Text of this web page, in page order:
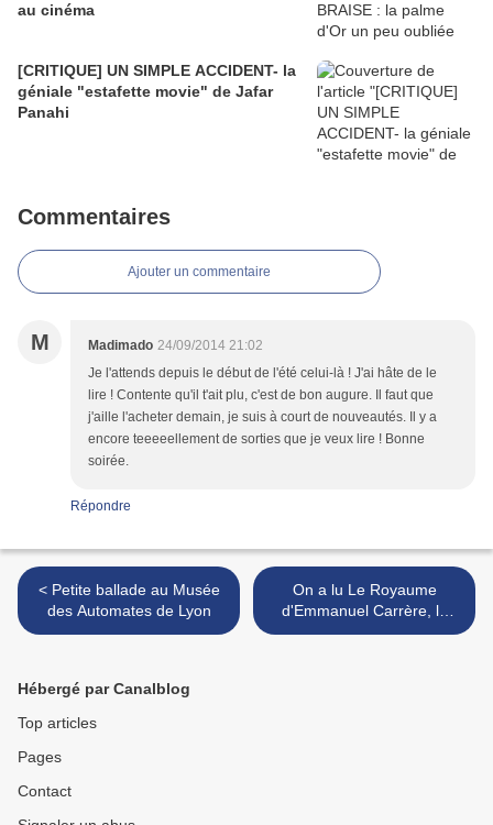
au cinéma
[CRITIQUE] UN SIMPLE ACCIDENT- la
géniale "estafette movie" de Jafar
Panahi
Commentaires
Ajouter un commentaire
M Madimado 24/09/2014 21:02
Je l'attends depuis le début de l'été celui-là ! J'ai hâte de le
lire ! Contente qu'il t'ait plu, c'est de bon augure. Il faut que
j'aille l'acheter demain, je suis à court de nouveautés. Il y a
encore teeeeellement de sorties que je veux lire ! Bonne
soirée.
Répondre
< Petite ballade au Musée
des Automates de Lyon
On a lu Le Royaume
d'Emmanuel Carrère, le
livre dont tout le monde
Hébergé par Canalblog
Top articles
Pages
Contact